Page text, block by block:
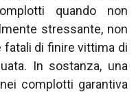
quando non
stressante, non
di finire vittima di
In sostanza, una
complotti garantiva